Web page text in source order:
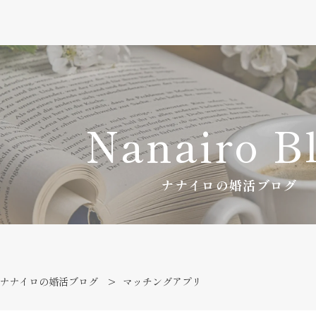
Nanairo
ナナイロの婚活ブログ
ナナイロの婚活ブログ マッチングアプリ